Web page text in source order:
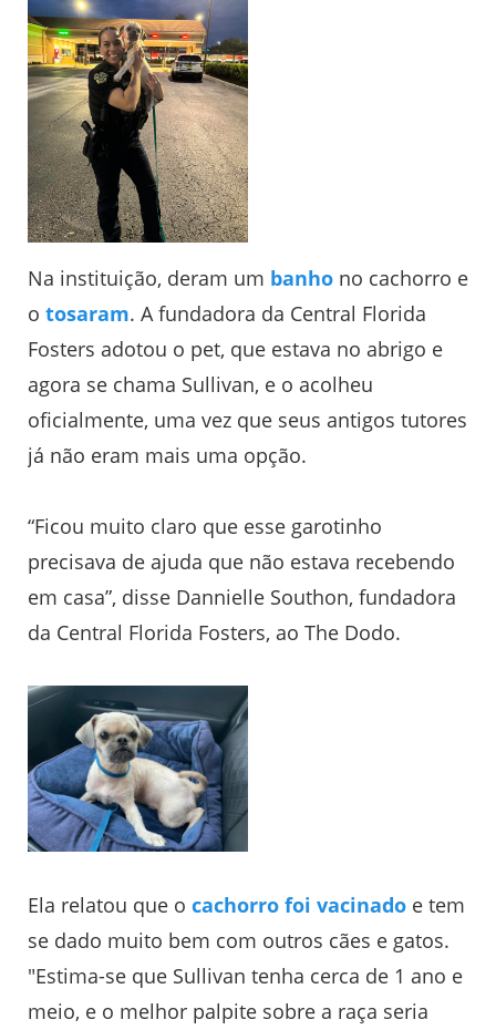
Na instituição, deram um banho no cachorro e
o tosaram. A fundadora da Central Florida
Fosters adotou o pet, que estava no abrigo e
agora se chama Sullivan, e o acolheu
oficialmente, uma vez que seus antigos tutores
já não eram mais uma opção.
“Ficou muito claro que esse garotinho
precisava de ajuda que não estava recebendo
em casa”, disse Dannielle Southon, fundadora
da Central Florida Fosters, ao The Dodo.
Ela relatou que o cachorro foi vacinado e tem
se dado muito bem com outros cães e gatos.
"Estima-se que Sullivan tenha cerca de 1 ano e
meio, e o melhor palpite sobre a raça seria